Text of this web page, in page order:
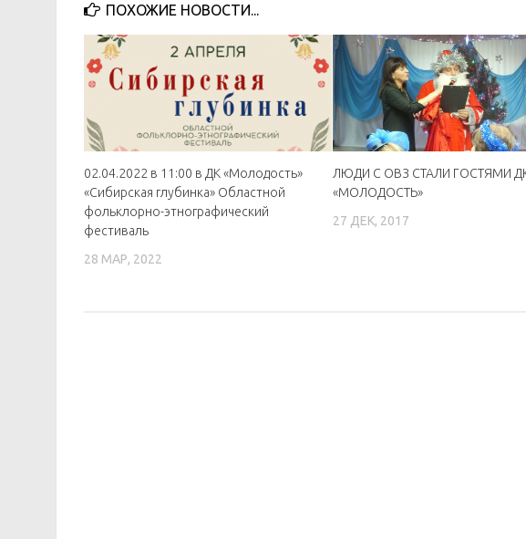
ПОХОЖИЕ НОВОСТИ...
02.04.2022 в 11:00 в ДК «Молодость»
«Сибирская глубинка» Областной
фольклорно-этнографический
фестиваль
28 МАР, 2022
ЛЮДИ С ОВЗ СТАЛИ ГОСТЯМИ
«МОЛОДОСТЬ»
27 ДЕК, 2017